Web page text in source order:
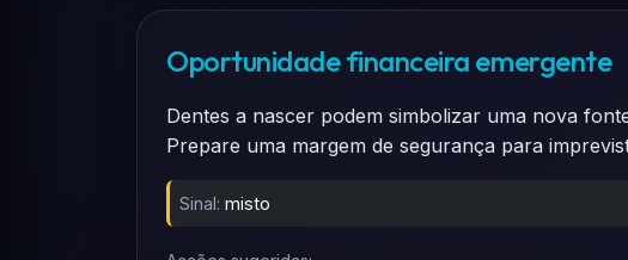
Oportunidade financeira emergente
Dentes a nascer podem simbolizar uma nova
Prepare uma margem de segurança para
Sinal: misto